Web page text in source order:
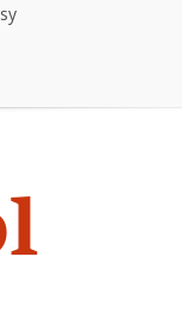
trądzikowa i problemy